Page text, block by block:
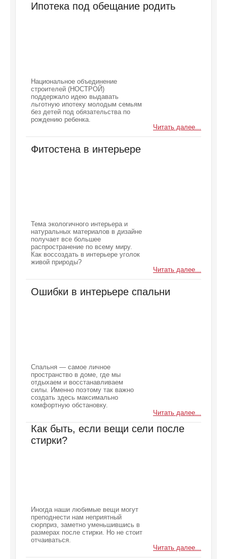
Ипотека под обещание родить
Национальное объединение
строителей (НОСТРОЙ)
поддержало идею выдавать
льготную ипотеку молодым семьям
без детей под обязательства по
рождению ребенка.
Читать далее...
Фитостена в интерьере
Тема экологичного интерьера и
натуральных материалов в дизайне
получает все большее
распространение по всему миру.
Как воссоздать в интерьере уголок
живой природы?
Читать далее...
Ошибки в интерьере спальни
Спальня — самое личное
пространство в доме, где мы
отдыхаем и восстанавливаем
силы. Именно поэтому так важно
создать здесь максимально
комфортную обстановку.
Читать далее...
Как быть, если вещи сели после
стирки?
Иногда наши любимые вещи могут
преподнести нам неприятный
сюрприз, заметно уменьшившись в
размерах после стирки. Но не стоит
отчаиваться.
Читать далее...